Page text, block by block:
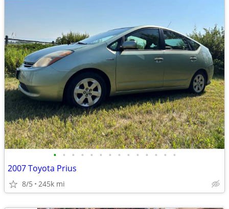
• • • • • • • • • • • • • •
2007 Toyota Prius
8/5 245k mi